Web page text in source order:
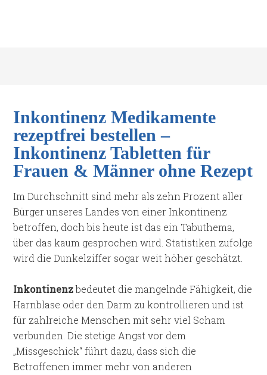
Inkontinenz Medikamente
rezeptfrei bestellen –
Inkontinenz Tabletten für
Frauen & Männer ohne Rezept
Im Durchschnitt sind mehr als zehn Prozent aller
Bürger unseres Landes von einer Inkontinenz
betroffen, doch bis heute ist das ein Tabuthema,
über das kaum gesprochen wird. Statistiken zufolge
wird die Dunkelziffer sogar weit höher geschätzt.
Inkontinenzbedeutet die mangelnde Fähigkeit, die
Harnblase oder den Darm zu kontrollieren und ist
für zahlreiche Menschen mit sehr viel Scham
verbunden. Die stetige Angst vor dem
„Missgeschick“ führt dazu, dass sich die
Betroffenen immer mehr von anderen